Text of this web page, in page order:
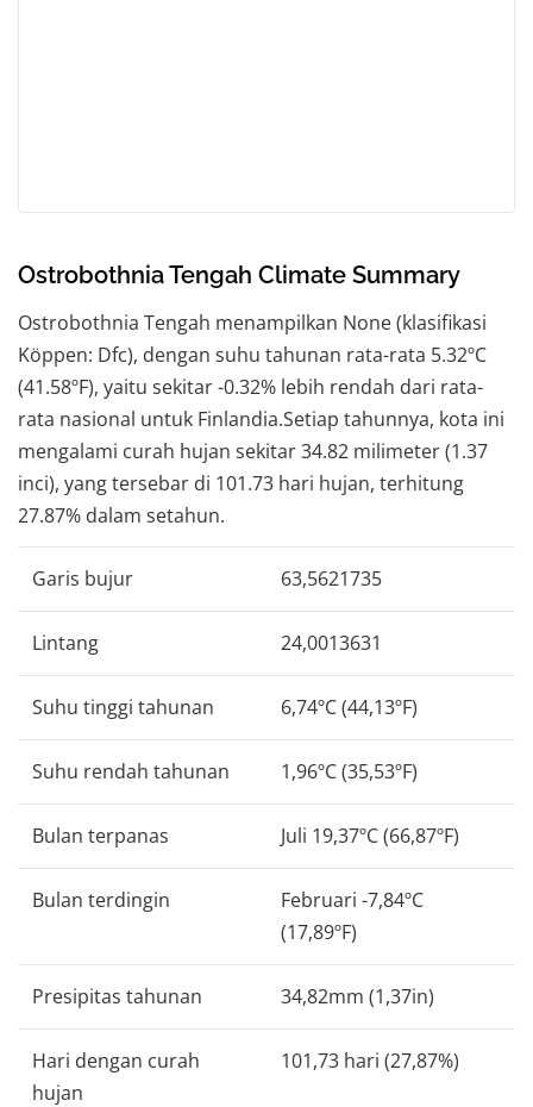
Ostrobothnia Tengah Climate Summary
Ostrobothnia Tengah menampilkan None (klasifikasi
Köppen: Dfc), dengan suhu tahunan rata-rata 5.32ºC
(41.58ºF), yaitu sekitar -0.32% lebih rendah dari rata-
rata nasional untuk Finlandia.Setiap tahunnya, kota ini
mengalami curah hujan sekitar 34.82 milimeter (1.37
inci), yang tersebar di 101.73 hari hujan, terhitung
27.87% dalam setahun.
Garis bujur 63,5621735
Lintang 24,0013631
Suhu tinggi tahunan 6,74ºC (44,13ºF)
Suhu rendah tahunan 1,96ºC (35,53ºF)
Bulan terpanas Juli 19,37ºC (66,87ºF)
Bulan terdingin
Februari -7,84ºC
(17,89ºF)
Presipitas tahunan 34,82mm (1,37in)
Hari dengan curah
hujan
101,73 hari (27,87%)